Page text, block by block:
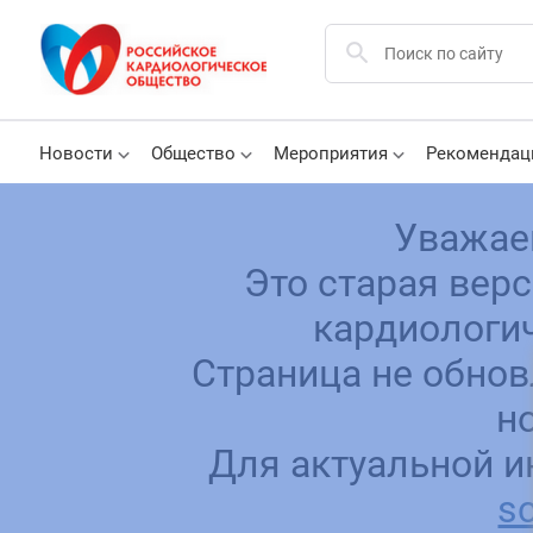
Новости Общество Мероприятия
Это старая
Страница не
Для актуальной